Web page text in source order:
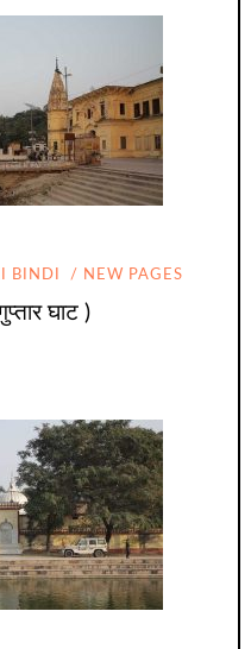
BINDI NEW PAGES
घाट )